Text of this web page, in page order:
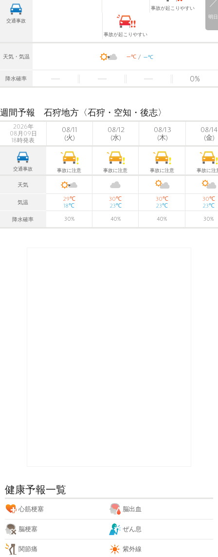
明日
交通事故
事故が起こりやすい
事故が起こりやすい
天気・気温 -℃ -℃
降水確率 0%
週間予報 石狩地方〈石狩・空知・後志〉
2026年
08月09日
18時発表
08/11
(火)
08/12
(水)
08/13
(木)
08/14
(金)
交通事故 事故に注意 事故に注意 事故に注意 事故に注
天気
気温
29℃
18℃
30℃
23℃
30℃
23℃
30℃
23℃
降水確率 30% 40% 40% 30%
健康予報一覧
心筋梗塞 脳出血
脳梗塞 ぜん息
関節痛 紫外線